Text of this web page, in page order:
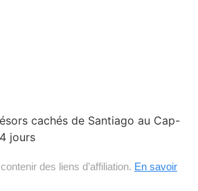
des liens d’affiliation. En savoir